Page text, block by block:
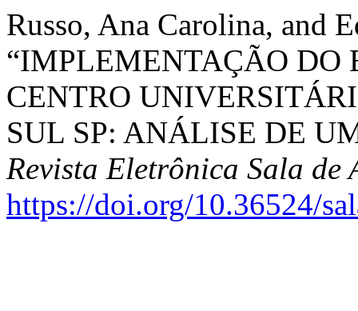
Russo, Ana Carolina, and
“IMPLEMENTAÇÃO DO
CENTRO
SUL SP: ANÁLISE DE
Revista Eletrônica Sala de
https://doi.org/10.36524/